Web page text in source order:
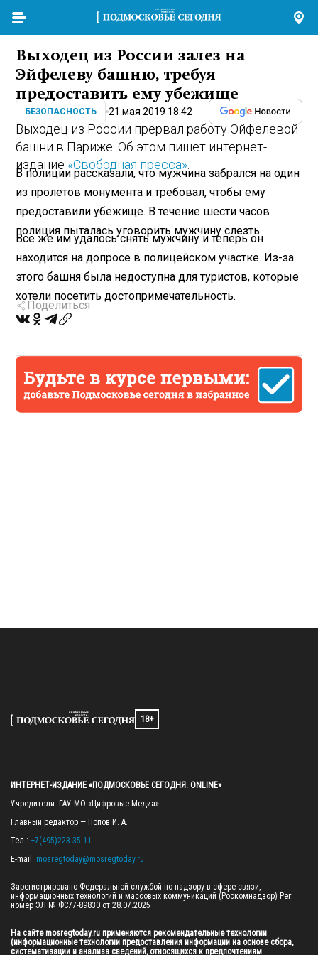
Выходец из России залез на
Эйфелеву башню, требуя
предоставить ему убежище
БЕЗОПАСНОСТЬ 21 мая 2019 18:42
Выходец из России прервал работу Эйфелевой
башни в Париже. Об этом пишет интернет-
издание «Свободная пресса»
В полиции рассказали, что мужчина забрался на один
из пролетов монумента и требовал, чтобы ему
предоставили убежище. В течение шести часов
полиция пыталась уговорить мужчину слезть.
Все же им удалось снять мужчину и теперь он
находится на допросе в полицейском участке. Из-за
этого башня была недоступна для туристов, которые
хотели посетить достопримечательность.
Поделиться
18+
ИНТЕРНЕТ-ИЗДАНИЕ «ПОДМОСКОВЬЕ СЕГОДНЯ. ONLINE»
Учредители: ГАУ МО «Цифровые Медиа»
Главный редактор — Попов И. А.
Тел.: +7(495)223-35-11
E-mail: mosregtoday@mosregtoday.ru
Зарегистрировано Федеральной службой по надзору в сфере связи,
информационных технологий и массовых коммуникаций (Роскомнадзор) Рег.
номер ЭЛ № ФС77-89830 от 28.07.2025
На сайте mosregtoday.ru применяются рекомендательные технологии
(информационные технологии предоставления информации на основе сбора,
систематизации и анализа сведений, относящихся к предпочтениям